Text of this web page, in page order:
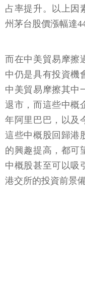
占率提升。以上因
州茅台股價漲幅達
而在中美貿易摩擦
中仍是具有投資機
中美貿易摩擦其中
退市，而這些中概
年阿里巴巴，以及
這些中概股回歸港
的興趣提高，都可
中概股甚至可以吸
港交所的投資前景